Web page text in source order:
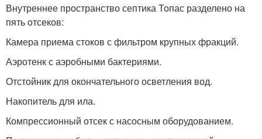
Внутреннее пространство септика Топас разделено на
пять отсеков:
Камера приема стоков с фильтром крупных фракций.
Аэротенк с аэробными бактериями.
Отстойник для окончательного осветления вод.
Накопитель для ила.
Компрессионный отсек с насосным оборудованием.